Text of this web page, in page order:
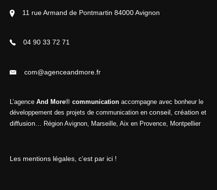
11 rue Armand de Pontmartin 84000 Avignon
04 90 33 72 71
com@agenceandmore.fr
L’agence And More® communication accompagne avec bonheur le
développement des projets de communication en conseil, création et
diffusion… Région Avignon, Marseille, Aix en Provence, Montpellier
Les mentions légales, c’est par ici !